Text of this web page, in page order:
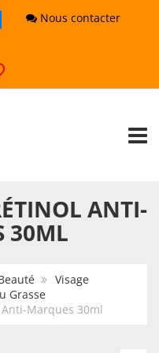
Nous contacter
ANTI-
30ML
Visage
Grasse
Marques 30ml